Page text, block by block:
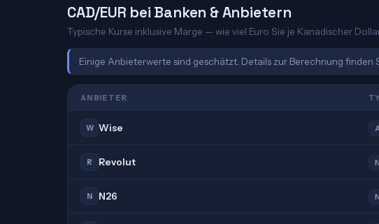
CAD/EUR bei Banken & Anbietern
Typische Kurse inklusive Marge — wie viel Euro Sie je Kanadischer
Einige Anbieterwerte sind geschätzt. Details zur Berechnung finden
ANBIETER
W Wise
R Revolut
N N26